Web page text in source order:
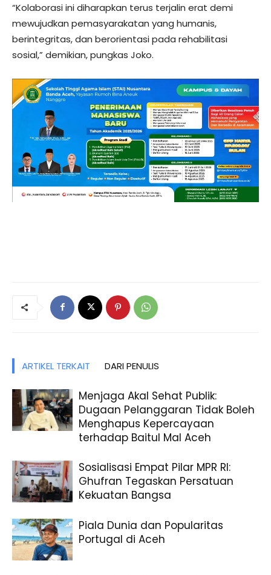
“Kolaborasi ini diharapkan terus terjalin erat demi
mewujudkan pemasyarakatan yang humanis,
berintegritas, dan berorientasi pada rehabilitasi
sosial,” demikian, pungkas Joko.
ARTIKEL TERKAIT DARI PENULIS
Menjaga Akal Sehat Publik:
Dugaan Pelanggaran Tidak Boleh
Menghapus Kepercayaan
terhadap Baitul Mal Aceh
Sosialisasi Empat Pilar MPR RI:
Ghufran Tegaskan Persatuan
Kekuatan Bangsa
Piala Dunia dan Popularitas
Portugal di Aceh